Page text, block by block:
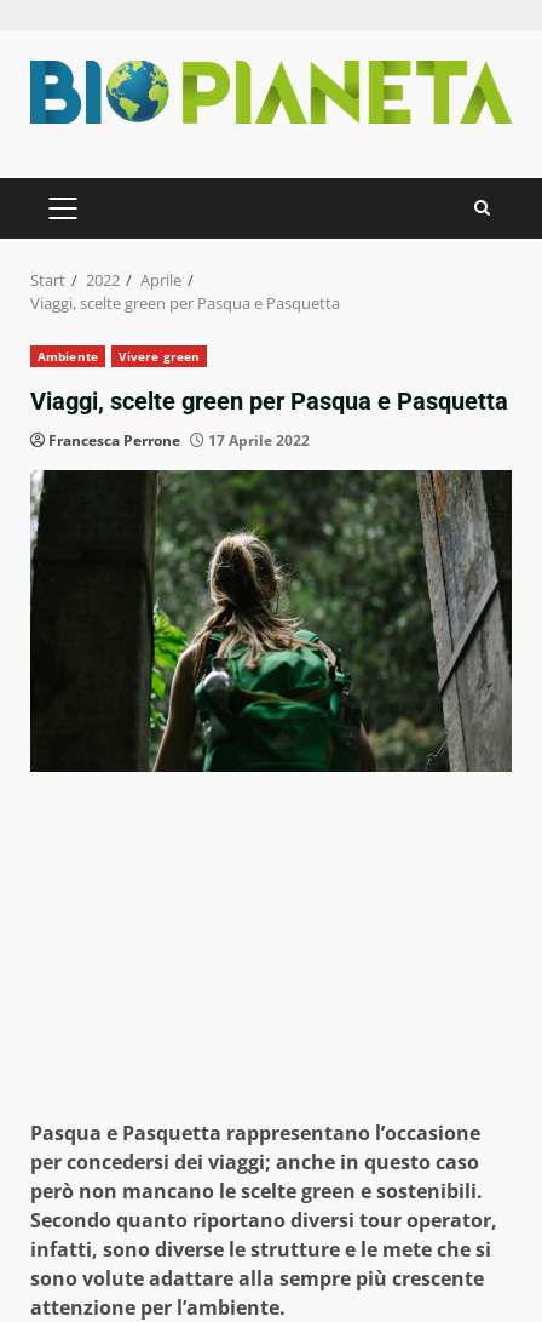
Inhalt
springen
PRIMÄRES
MENÜ
Start 2022
Aprile
Viaggi, scelte green per Pasqua e Pasquetta
Ambiente Vivere green
Viaggi, scelte green per Pasqua e Pasquetta
Francesca Perrone 17 Aprile 2022
Pasqua e Pasquetta rappresentano l’occasione
per concedersi dei viaggi; anche in questo caso
però non mancano le scelte green e sostenibili.
Secondo quanto riportano diversi tour operator,
infatti, sono diverse le strutture e le mete che si
sono volute adattare alla sempre più crescente
attenzione per l’ambiente.